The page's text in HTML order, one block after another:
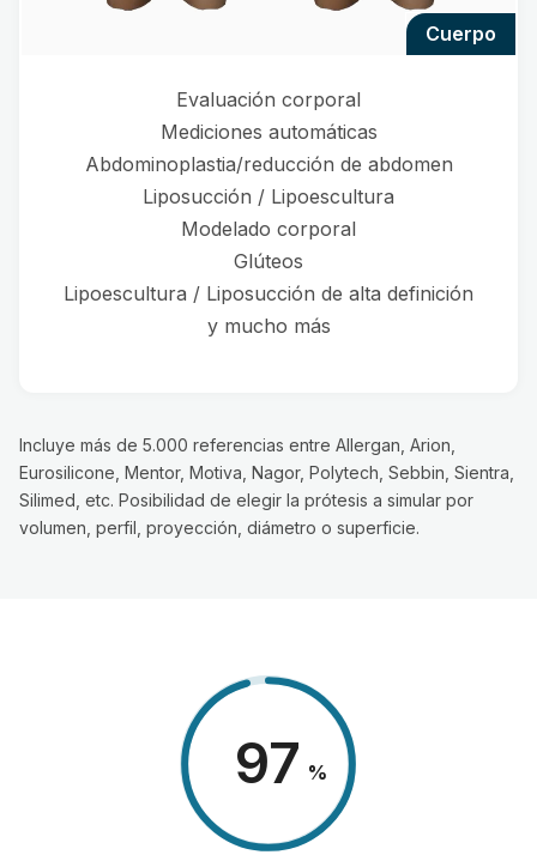
cuerpo
Evaluación corporal
Mediciones automáticas
Abdominoplastia/reducción de abdomen
Liposucción / Lipoescultura
Modelado corporal
Glúteos
Lipoescultura / Liposucción de alta definición
y mucho más
Incluye más de 5.000 referencias entre Allergan, Arion,
Eurosilicone, Mentor, Motiva, Nagor, Polytech, Sebbin, Sientra,
Silimed, etc. Posibilidad de elegir la prótesis a simular por
volumen, perfil, proyección, diámetro o superficie.
98 %